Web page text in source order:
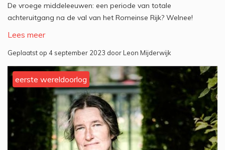
De vroege middeleeuwen: een periode van totale
achteruitgang na de val van het Romeinse Rijk? Welnee!
Lees meer
Geplaatst op 4 september 2023 door Leon Mijderwijk
eerste wereldoorlog